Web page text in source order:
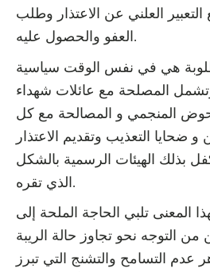
العلني عن الاعتذار وطلب
العفو والحصول عليه.
هي في نفس الوقت سياسية
المصلحة مع عائلات شهداء
المنجمي و المصالحة مع كل
و ضحايا التعذيب وتقديم الاعتذار
بذلك الهيئات الرسمية بالشكل
الذي تقره.
المعنى تلبي الحاجة الملحة إلى
من التوجه نحو تجاوز حالة الريبة
عدم التسامح والتشنج التي تبرز